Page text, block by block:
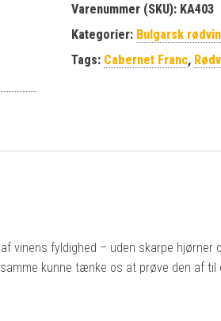
Varenummer (SKU): KA403
Kategorier: Bulgarsk rødvin
Tags: Cabernet Franc,
vinens fyldighed – uden skarpe hjørner
kunne tænke os at prøve den af til